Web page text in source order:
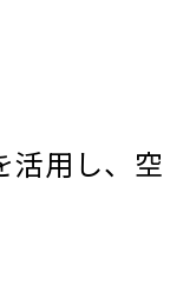
活用し、空